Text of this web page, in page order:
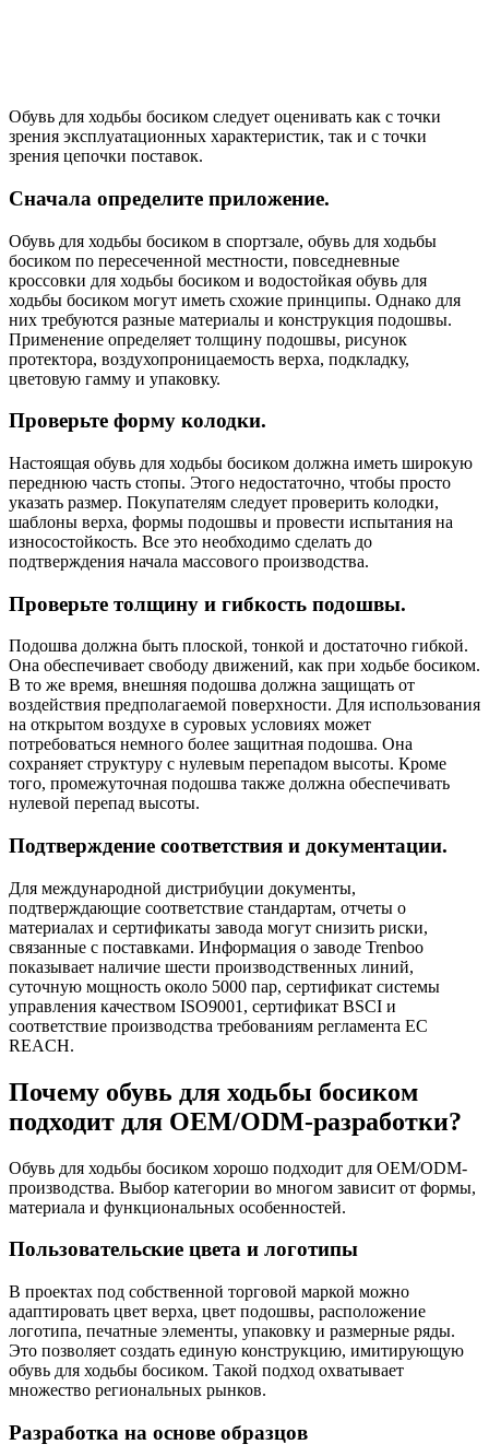
Обувь для ходьбы босиком следует оценивать как с точки
зрения эксплуатационных характеристик, так и с точки
зрения цепочки поставок.
Сначала определите приложение.
Обувь для ходьбы босиком в спортзале, обувь для ходьбы
босиком по пересеченной местности, повседневные
кроссовки для ходьбы босиком и водостойкая обувь для
ходьбы босиком могут иметь схожие принципы. Однако для
них требуются разные материалы и конструкция подошвы.
Применение определяет толщину подошвы, рисунок
протектора, воздухопроницаемость верха, подкладку,
цветовую гамму и упаковку.
Проверьте форму колодки.
Настоящая обувь для ходьбы босиком должна иметь широкую
переднюю часть стопы. Этого недостаточно, чтобы просто
указать размер. Покупателям следует проверить колодки,
шаблоны верха, формы подошвы и провести испытания на
износостойкость. Все это необходимо сделать до
подтверждения начала массового производства.
Проверьте толщину и гибкость подошвы.
Подошва должна быть плоской, тонкой и достаточно гибкой.
Она обеспечивает свободу движений, как при ходьбе босиком.
В то же время, внешняя подошва должна защищать от
воздействия предполагаемой поверхности. Для использования
на открытом воздухе в суровых условиях может
потребоваться немного более защитная подошва. Она
сохраняет структуру с нулевым перепадом высоты. Кроме
того, промежуточная подошва также должна обеспечивать
нулевой перепад высоты.
Подтверждение соответствия и документации.
Для международной дистрибуции документы,
подтверждающие соответствие стандартам, отчеты о
материалах и сертификаты завода могут снизить риски,
связанные с поставками. Информация о заводе Trenboo
показывает наличие шести производственных линий,
суточную мощность около 5000 пар, сертификат системы
управления качеством ISO9001, сертификат BSCI и
соответствие производства требованиям регламента ЕС
REACH.
Почему обувь для ходьбы босиком
подходит для OEM/ODM-разработки?
Обувь для ходьбы босиком хорошо подходит для OEM/ODM-
производства. Выбор категории во многом зависит от формы,
материала и функциональных особенностей.
Пользовательские цвета и логотипы
В проектах под собственной торговой маркой можно
адаптировать цвет верха, цвет подошвы, расположение
логотипа, печатные элементы, упаковку и размерные ряды.
Это позволяет создать единую конструкцию, имитирующую
обувь для ходьбы босиком. Такой подход охватывает
множество региональных рынков.
Разработка на основе образцов